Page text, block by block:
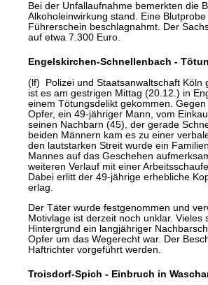
Bei der Unfallaufnahme bemerkten die
Alkoholeinwirkung stand. Eine
Führerschein beschlagnahmt. Der
auf etwa 7.300 Euro.
Engelskirchen-Schnellenbach -
(lf) Polizei und Staatsanwaltschaft Köln
ist es am gestrigen Mittag (20.12.) in
einem Tötungsdelikt gekommen.
Opfer, ein 49-jähriger Mann, vom
seinen Nachbarn (45), der gerade
beiden Männern kam es zu einer
den lautstarken Streit wurde ein
Mannes auf das Geschehen
weiteren Verlauf mit einer
Dabei erlitt der 49-jährige erhebliche
erlag.
Der Täter wurde festgenommen und
Motivlage ist derzeit noch unklar.
Hintergrund ein langjähriger
Opfer um das Wegerecht war. Der
Haftrichter vorgeführt werden.
Troisdorf-Spich - Einbruch in